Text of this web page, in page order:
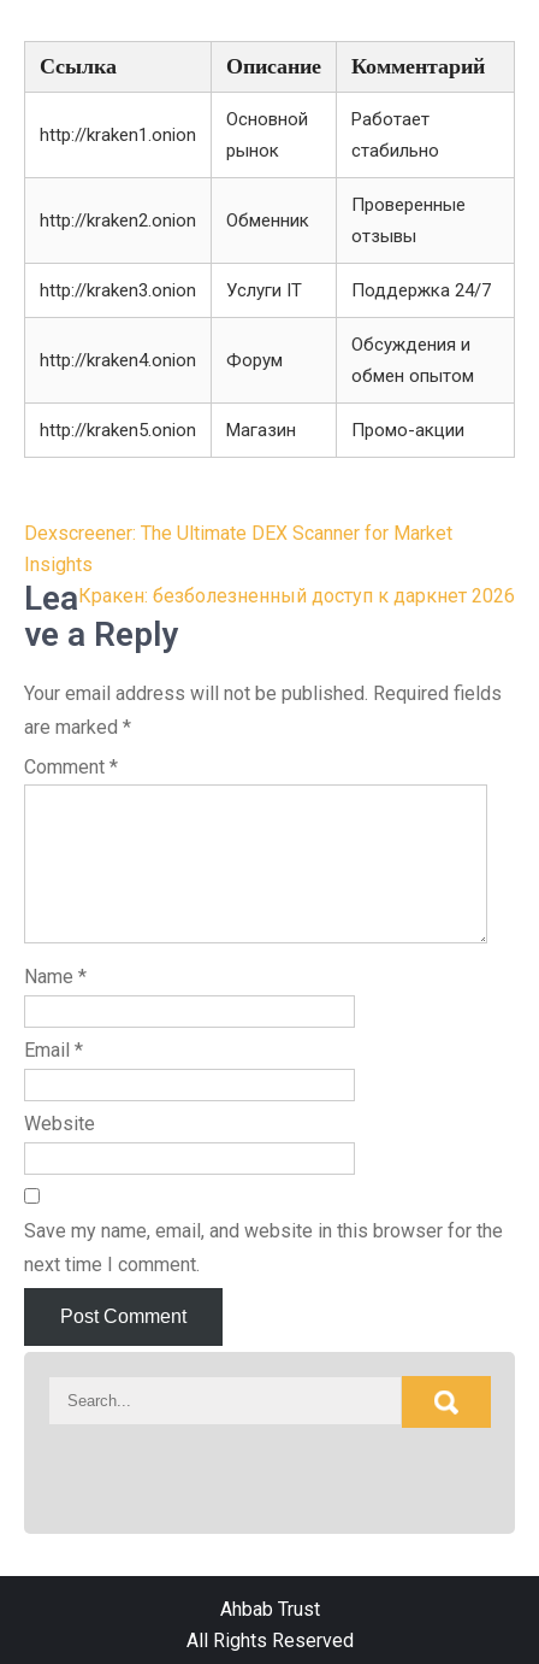
Ссылка Описание Комментарий
http://kraken1.onion
Основной
рынок
Работает
стабильно
http://kraken2.onion Обменник
Проверенные
отзывы
http://kraken3.onion Услуги IT Поддержка 24/7
http://kraken4.onion Форум
Обсуждения и
обмен опытом
http://kraken5.onion Магазин Промо-акции
Post
navigation
Dexscreener: The Ultimate DEX Scanner for Market
Insights
Кракен: безболезненный доступ к даркнет 2026
Lea
ve a Reply
Your email address will not be published. Required fields
are marked *
Comment *
Name *
Email *
Website
Save my name, email, and website in this browser for the
next time I comment.
Ahbab Trust
All Rights Reserved